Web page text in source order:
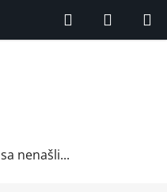
Hľadať
KOŠÍK
sa nenašli...